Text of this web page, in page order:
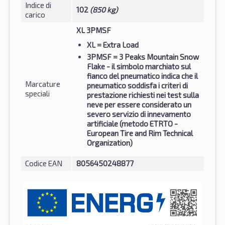
Indice di
carico
102 (850 kg)
Marcature
speciali
XL 3PMSF
XL= Extra Load
3PMSF = 3 Peaks Mountain Snow
Flake - il simbolo marchiato sul
fianco del pneumatico indica che il
pneumatico soddisfa i criteri di
prestazione richiesti nei test sulla
neve per essere considerato un
severo servizio di innevamento
artificiale (metodo ETRTO -
European Tire and Rim Technical
Organization)
Codice EAN 8056450248877